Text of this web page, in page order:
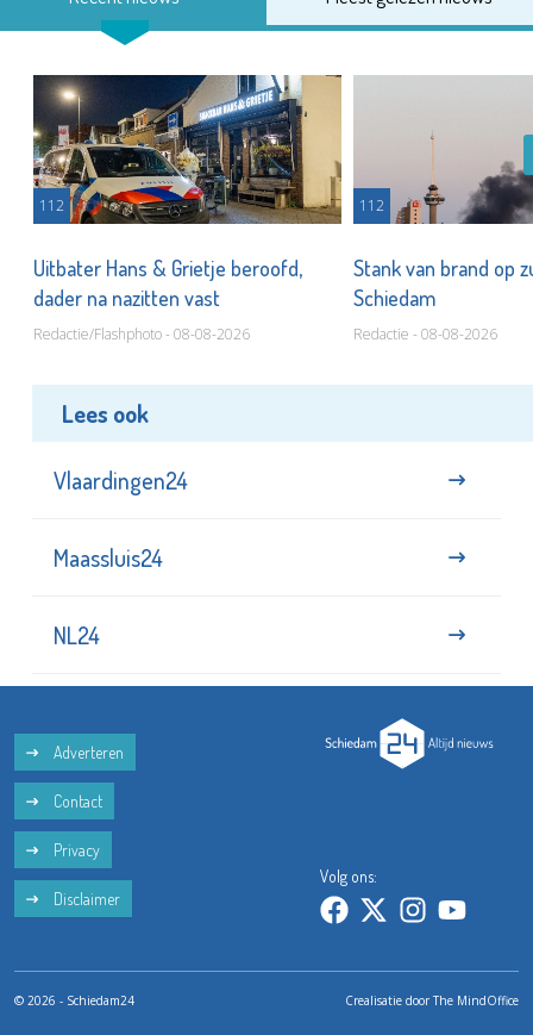
112
Uitbater Hans & Grietje beroofd,
dader na nazitten vast
Redactie/Flashphoto - 08-08-2026
112
Stank van brand op
Schiedam
Redactie - 08-08-2026
Lees ook
Vlaardingen24
Maassluis24
NL24
Adverteren
Contact
Privacy
Disclaimer
Volg ons:
© 2026 - Schiedam24 Crealisatie doorThe MindOffice